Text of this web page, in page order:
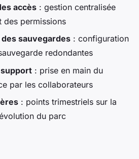
accès : gestion centralisée
des permissions
sauvegardes : configuration
redondantes
: prise en main du
par les collaborateurs
: points trimestriels sur la
du parc